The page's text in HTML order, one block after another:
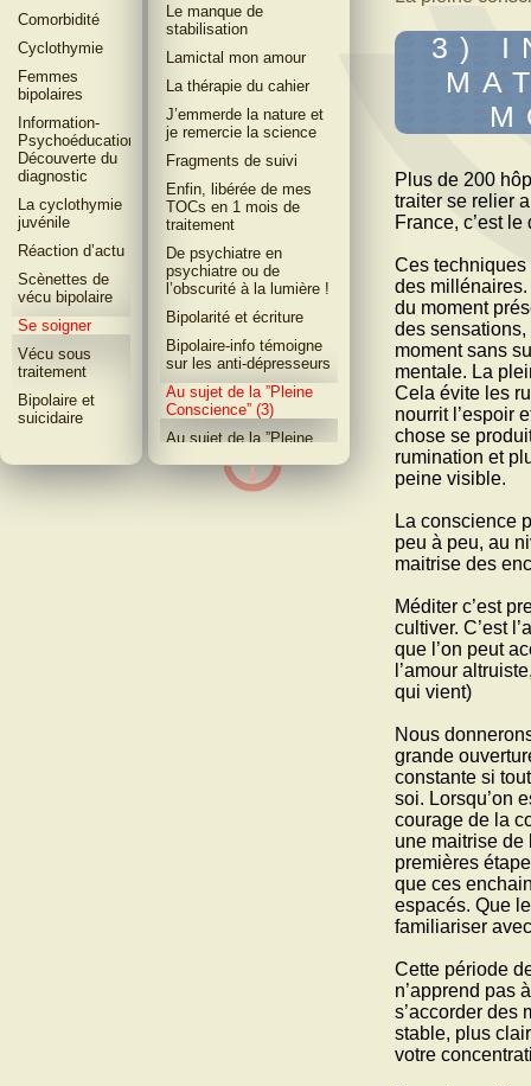
Comorbidité
Cyclothymie
Femmes
bipolaires
Information-
Psychoéducation-
Découverte du
diagnostic
La cyclothymie
juvénile
Réaction dʼactu
Scènettes de
vécu bipolaire
Se soigner
Vécu sous
traitement
Bipolaire et
suicidaire
Le manque de
stabilisation
Lamictal mon amour
La thérapie du cahier
J’emmerde la nature et
je remercie la science
Fragments de suivi
Enfin, libérée de mes
TOCs en 1 mois de
traitement
De psychiatre en
psychiatre ou de
l’obscurité à la lumière !
Bipolarité et écriture
Bipolaire-info témoigne
sur les anti-dépresseurs
Au sujet de la ˮPleine
Conscienceˮ (3)
Au sujet de la ˮPleine
Au sujet de la ˮPleine
3)
Plus de 200
traiter se relier
France, c’est le
Ces
des
du moment
des sensations,
moment sans
mentale. La
Cela évite les
nourrit l’espoir
chose se
rumination et
peine visible.
La conscience
peu à peu, au
maitrise des
Méditer c’est
cultiver. C’est
que l’on peut
l’amour
qui vient)
Nous
grande
constante si
soi. Lorsqu’on
courage de la
une maitrise de
premières
que ces
espacés. Que
familiariser
Cette période
n’apprend pas
s’accorder des
stable, plus
votre